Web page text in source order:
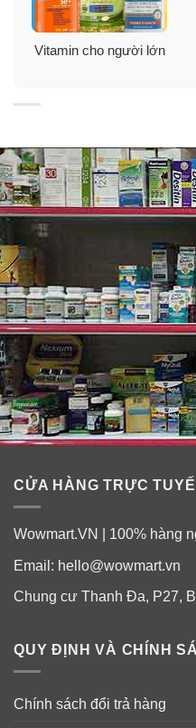
Blackmores Executive B
Đối tượng sử dụng
Blackmores
Người bị stress.
Người đang chịu áp lực
công việc, cuộc sống.
Hướng dẫn sử dụng
Blackmores
trưa. Hoặc theo toa bác sĩ.
Vitamin cho người lớn
CỬA HÀNG TRỰC
Wowmart.VN | 100% hàng
Email: hello@wowmart.vn
Chung cư Thanh Đa, P27,
QUY ĐỊNH VÀ CHÍNH
Chính sách đổi trả hàng